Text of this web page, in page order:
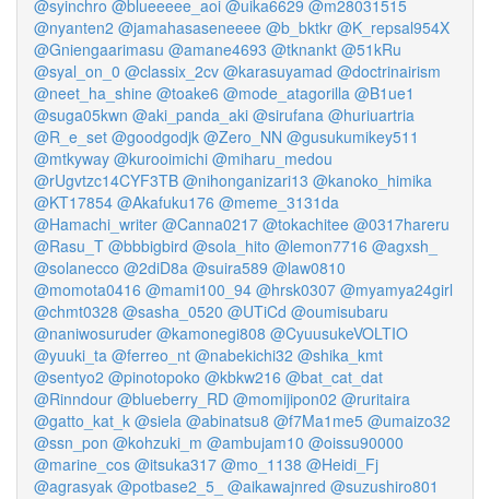
@syinchro @blueeeee_aoi @uika6629 @m28031515
@nyanten2 @jamahasaseneeee @b_bktkr @K_repsal954X
@Gniengaarimasu @amane4693 @tknankt @51kRu
@syal_on_0 @classix_2cv @karasuyamad @doctrinairism
@neet_ha_shine @toake6 @mode_atagorilla @B1ue1
@suga05kwn @aki_panda_aki @sirufana @huriuartria
@R_e_set @goodgodjk @Zero_NN @gusukumikey511
@mtkyway @kurooimichi @miharu_medou
@rUgvtzc14CYF3TB @nihonganizari13 @kanoko_himika
@KT17854 @Akafuku176 @meme_3131da
@Hamachi_writer @Canna0217 @tokachitee @0317hareru
@Rasu_T @bbbigbird @sola_hito @lemon7716 @agxsh_
@solanecco @2diD8a @suira589 @law0810
@momota0416 @mami100_94 @hrsk0307 @myamya24girl
@chmt0328 @sasha_0520 @UTiCd @oumisubaru
@naniwosuruder @kamonegi808 @CyuusukeVOLTIO
@yuuki_ta @ferreo_nt @nabekichi32 @shika_kmt
@sentyo2 @pinotopoko @kbkw216 @bat_cat_dat
@Rinndour @blueberry_RD @momijipon02 @ruritaira
@gatto_kat_k @siela @abinatsu8 @f7Ma1me5 @umaizo32
@ssn_pon @kohzuki_m @ambujam10 @oissu90000
@marine_cos @itsuka317 @mo_1138 @Heidi_Fj
@agrasyak @potbase2_5_ @aikawajnred @suzushiro801